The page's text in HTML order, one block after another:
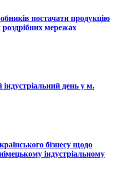
постачати продукцію
мережах
день у м.
бізнесу щодо
індустріальному